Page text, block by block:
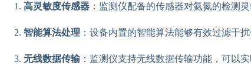
高灵敏度传感器 ：监测仪配备的传感器对氨氮的检测
智能算法处理 ：设备内置的智能算法能够有效过滤干
无线数据传输：监测仪支持无线数据传输功能，可以